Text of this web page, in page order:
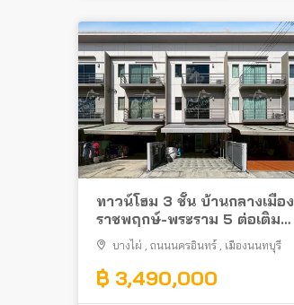
ทาวน์โฮม 3 ชั้น บ้านกลางเมือง
ราชพฤกษ์-พระราม 5 ต่อเติม
ครบ ทำเลดี ใกล้แม็คโคร นคร
อินทร์
บางไผ่ ถนนนครอินทร์ เมืองนนทบุรี
฿ 3,490,000